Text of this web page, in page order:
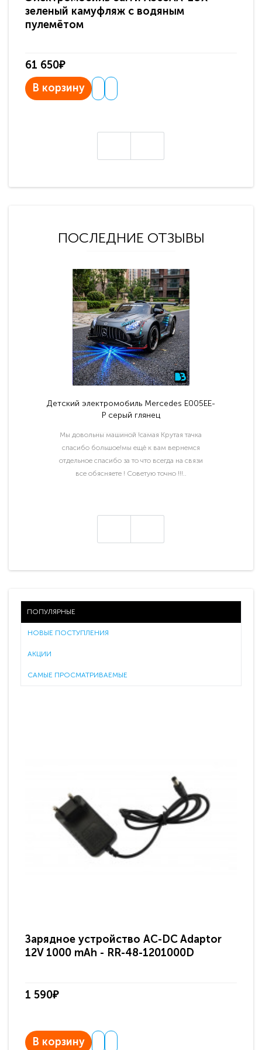
зеленый камуфляж с водяным
пулемётом
61 650₽
В корзину
ПОСЛЕДНИЕ ОТЗЫВЫ
Детский электромобиль Mercedes E005EE-
P серый глянец
Мы довольны машиной !самая Крутая тачка
спасибо большое!мы ещё к вам вернемся
отдельное спасибо за то что всегда на связи
все обясняете ! Советую точно !!!..
ПОПУЛЯРНЫЕ
НОВЫЕ ПОСТУПЛЕНИЯ
АКЦИИ
САМЫЕ ПРОСМАТРИВАЕМЫЕ
Зарядное устройство AC-DC Adaptor
12V 1000 mAh - RR-48-1201000D
1 590₽
В корзину